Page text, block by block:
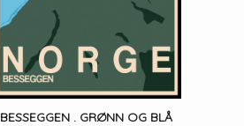
BESSEGGEN . GRØNN OG BLÅ